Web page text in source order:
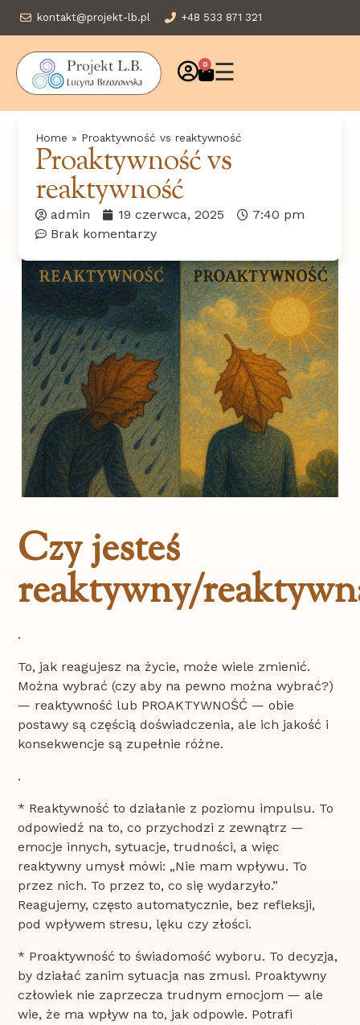
kontakt@projekt-lb.pl +48 533 871 321
0 ☰
Home » Proaktywność vs reaktywność
Proaktywność vs
reaktywność
admin 19 czerwca, 2025
7:40 pm
Brak komentarzy
Czy jesteś
reaktywny/
.
To, jak reagujesz na życie, może wiele zmienić.
Można wybrać (czy aby na pewno można wybrać?)
— reaktywność lub PROAKTYWNOŚĆ — obie
postawy są częścią doświadczenia, ale ich jakość i
konsekwencje są zupełnie różne.
.
* Reaktywność to działanie z poziomu impulsu. To
odpowiedź na to, co przychodzi z zewnątrz —
emocje innych, sytuacje, trudności, a więc
reaktywny umysł mówi: „Nie mam wpływu. To
przez nich. To przez to, co się wydarzyło.”
Reagujemy, często automatycznie, bez refleksji,
pod wpływem stresu, lęku czy złości.
* Proaktywność to świadomość wyboru. To decyzja,
by działać zanim sytuacja nas zmusi. Proaktywny
człowiek nie zaprzecza trudnym emocjom — ale
wie, że ma wpływ na to, jak odpowie. Potrafi